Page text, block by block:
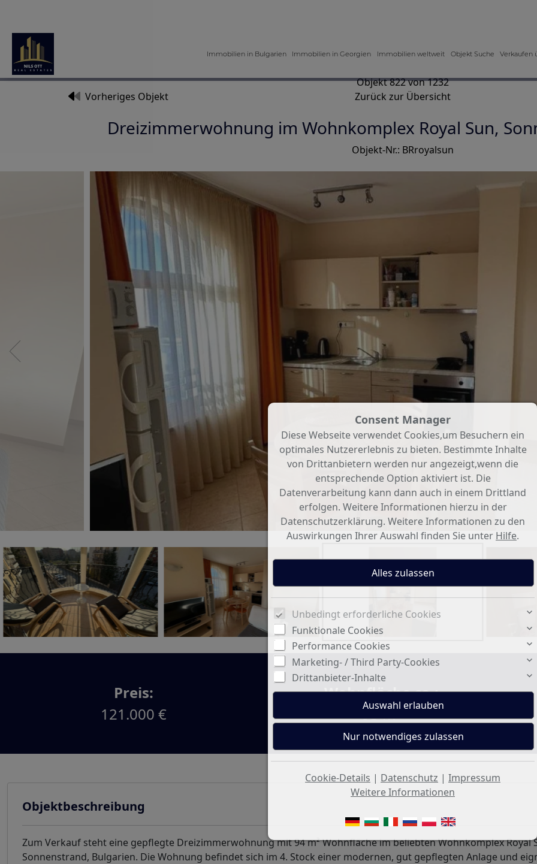
Immobilien in Bulgarien Immobilien in Georgien Immobilien weltweit Objekt Suche Verkaufen
Objekt 822 von 1232
Vorheriges Objekt Zurück zur Übersicht
Dreizimmerwohnung im Wohnkomplex Royal Sun,
Objekt-Nr.: BRroyalsun
Preis:
121.000 €
Wohnfläche ca.:
93 m²
Objektbeschreibung
Zum Verkauf steht eine gepflegte Dreizimmerwohnung mit 94 m² Wohnfläche im beliebten Wohnkomplex Royal
Sonnenstrand, Bulgarien. Die Wohnung befindet sich im 4. Stock einer modernen, gut gepflegten Anlage und
Consent Manager
Diese Webseite verwendet Cookies,um Besuchern ein
optimales Nutzererlebnis zu bieten. Bestimmte Inhalte
von Drittanbietern werden nur angezeigt,wenn die
entsprechende Option aktiviert ist. Die
Datenverarbeitung kann dann auch in einem Drittland
erfolgen. Weitere Informationen hierzu in der
Datenschutzerklärung. Weitere Informationen zu den
Auswirkungen Ihrer Auswahl finden Sie unter Hilfe.
Unbedingt erforderliche Cookies
Funktionale Cookies
Performance Cookies
Marketing- / Third Party-Cookies
Drittanbieter-Inhalte
Cookie-Details | Datenschutz | Impressum
Weitere Informationen